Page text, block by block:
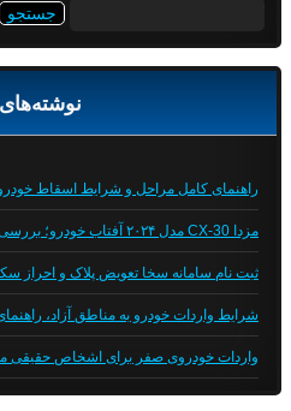
راهنمای کامل مراحل و شرایط اسقاط خودرو فرسوده
مزدا CX-30 مدل ۲۰۲۴ آفتاب خودرو؛ بررسی و مشخصات فنی
ثبت نام سامانه سخا تعویض پلاک و احراز
شرایط واردات خودرو به مناطق آزاد،
واردات خودروی صفر برای اشخاص حقیقی